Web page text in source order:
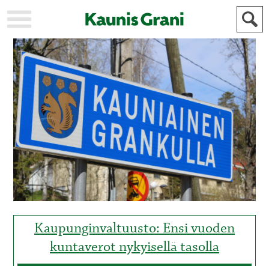
KAUPUNKI
STADEN
AJANKOHTAISTA
AKTUELLT
URHEILU
IDROTT
KULTTUURI
KULTUR
HISTORIA
HISTORIA
YLEINEN
ALLMÄN
MAINOSTAJILLE
FÖR
ANNONSÖRER
Kaupunginvaltuusto: Ensi vuoden
kuntaverot nykyisellä tasolla